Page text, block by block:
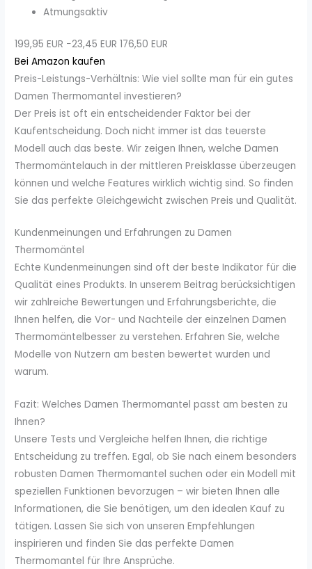
Atmungsaktiv
199,95 EUR −23,45 EUR 176,50 EUR
Bei Amazon kaufen
Preis-Leistungs-Verhältnis: Wie viel sollte man für ein gutes
Damen Thermomantel investieren?
Der Preis ist oft ein entscheidender Faktor bei der
Kaufentscheidung. Doch nicht immer ist das teuerste
Modell auch das beste. Wir zeigen Ihnen, welche Damen
Thermomäntelauch in der mittleren Preisklasse überzeugen
können und welche Features wirklich wichtig sind. So finden
Sie das perfekte Gleichgewicht zwischen Preis und Qualität.
Kundenmeinungen und Erfahrungen zu Damen
Thermomäntel
Echte Kundenmeinungen sind oft der beste Indikator für die
Qualität eines Produkts. In unserem Beitrag berücksichtigen
wir zahlreiche Bewertungen und Erfahrungsberichte, die
Ihnen helfen, die Vor- und Nachteile der einzelnen Damen
Thermomäntelbesser zu verstehen. Erfahren Sie, welche
Modelle von Nutzern am besten bewertet wurden und
warum.
Fazit: Welches Damen Thermomantel passt am besten zu
Ihnen?
Unsere Tests und Vergleiche helfen Ihnen, die richtige
Entscheidung zu treffen. Egal, ob Sie nach einem besonders
robusten Damen Thermomantel suchen oder ein Modell mit
speziellen Funktionen bevorzugen – wir bieten Ihnen alle
Informationen, die Sie benötigen, um den idealen Kauf zu
tätigen. Lassen Sie sich von unseren Empfehlungen
inspirieren und finden Sie das perfekte Damen
Thermomantel für Ihre Ansprüche.